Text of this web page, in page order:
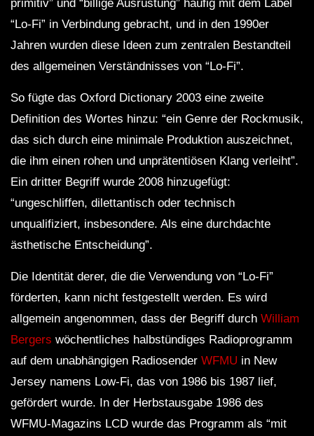
primitiv” und “billige Ausrüstung” häufig mit dem Label
“Lo-Fi” in Verbindung gebracht, und in den 1990er
Jahren wurden diese Ideen zum zentralen Bestandteil
des allgemeinen Verständnisses von “Lo-Fi”.
So fügte das Oxford Dictionary 2003 eine zweite
Definition des Wortes hinzu: “ein Genre der Rockmusik,
das sich durch eine minimale Produktion auszeichnet,
die ihm einen rohen und unprätentiösen Klang verleiht”.
Ein dritter Begriff wurde 2008 hinzugefügt:
“ungeschliffen, dilettantisch oder technisch
unqualifiziert, insbesondere. Als eine durchdachte
ästhetische Entscheidung”.
Die Identität derer, die die Verwendung von “Lo-Fi”
förderten, kann nicht festgestellt werden. Es wird
allgemein angenommen, dass der Begriff durch William
Bergers wöchentliches halbstündiges Radioprogramm
auf dem unabhängigen Radiosender WFMU in New
Jersey namens Low-Fi, das von 1986 bis 1987 lief,
gefördert wurde. In der Herbstausgabe 1986 des
WFMU-Magazins LCD wurde das Programm als “mit